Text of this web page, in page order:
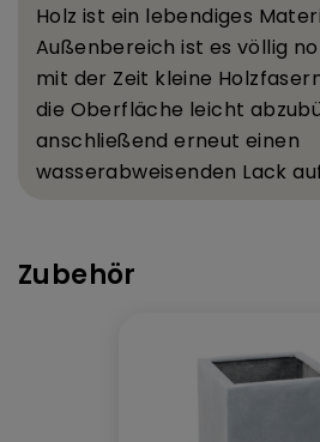
Holz ist ein lebendiges
Außenbereich ist es völlig
mit der Zeit kleine
die Oberfläche leicht abzubü
anschließend erneut einen
wasserabweisenden Lack
Zubehör